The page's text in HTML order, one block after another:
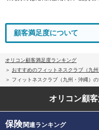
顧客満足度について
オリコン顧客満足度ランキング
おすすめのフィットネスクラブ（九
フィットネスクラブ（九州・沖縄）
オリコン顧
保険関連ランキング